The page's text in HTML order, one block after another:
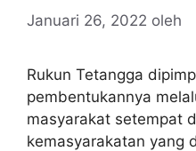
Januari 26, 2022 oleh
Rukun Tetangga
pembentukannya
masyarakat setempat
kemasyarakatan yang